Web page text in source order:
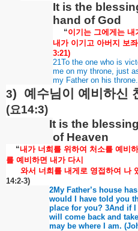
It is the
hand of God
“이기는 그에게는 내
내가 이기고 아버지 보좌
3:21)
21To the one who is
me on my throne, just
my Father on his
3) 예수님이 예비하신
(요14:3)
It is the
of Heaven
“내가 너희를 위하여 처소를 예비
를 예비하면 내가 다시
와서 너희를 내게로 영접하여 나
14:2-3)
2My Father’s house
would I have told you
place for you? 3And if I
will come back and
may be where I am.